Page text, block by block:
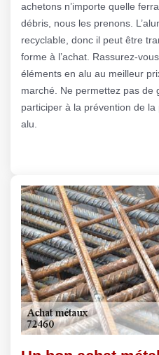
achetons n’importe quelle
débris, nous les prenons.
recyclable, donc il peut être
forme à l’achat. Rassurez-
éléments en alu au meilleur
marché. Ne permettez pas de
participer à la prévention de
alu.